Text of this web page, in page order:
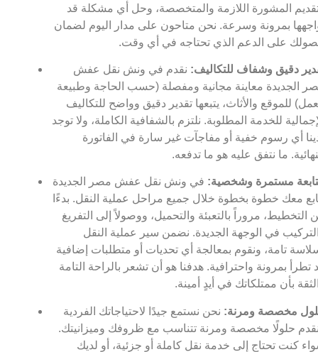
المشورة اللازمة والمتخصصة، وحل أي مشكلة قد
بمرونة وسرعة. نحن متاحون على مدار اليوم لضمان
على الدعم الذي تحتاجه في أي وقت.
دقيق وشفاف للتكاليف: نقدم في ونش نقل عفش
الجديدة معاينة مجانية ومفصلة (حسب الحاجة وطبيعة
للموقع والأثاث، يتبعها تقدير دقيق وواضح للتكاليف
للخدمة المطلوبة. نلتزم بالشفافية الكاملة، ولا توجد
أي رسوم خفية أو مفاجآت غير سارة في الفاتورة
ما نتفق عليه هو ما تدفعه.
مستمرة وشخصية: في ونش نقل عفش مصر الجديدة
معك خطوة بخطوة خلال جميع مراحل عملية النقل. بدءًا
التخطيط، مروراً بالتعبئة والتحميل، ووصولاً إلى التفريغ
في الوجهة الجديدة. نضمن سير عملية النقل
تامة، ونقوم بمعالجة أي تحديات أو متطلبات إضافية
تطرأ بمرونة واحترافية. هدفنا هو أن تشعر بالراحة التامة
بأن ممتلكاتك في أيدٍ أمينة.
مخصصة ومرنة: نحن نستمع جيدًا لاحتياجاتك الفردية
حلولًا مخصصة ومرنة تتناسب مع ظروفك وميزانيتك.
كنت تحتاج إلى خدمة نقل كاملة أو جزئية، أو لديك